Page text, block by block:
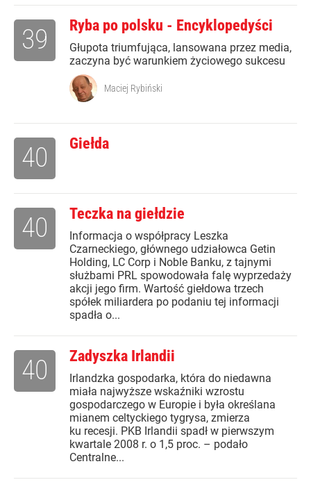
Ryba po polsku - Encyklopedyści
Głupota triumfująca, lansowana przez media,
zaczyna być warunkiem życiowego sukcesu
39
Maciej Rybiński
Giełda
40
Teczka na giełdzie
Informacja o współpracy Leszka
Czarneckiego, głównego udziałowca Getin
Holding, LC Corp i Noble Banku, z tajnymi
służbami PRL spowodowała falę wyprzedaży
akcji jego firm. Wartość giełdowa trzech
spółek miliardera po podaniu tej informacji
spadła o...
40
Zadyszka Irlandii
Irlandzka gospodarka, która do niedawna
miała najwyższe wskaźniki wzrostu
gospodarczego w Europie i była określana
mianem celtyckiego tygrysa, zmierza
ku recesji. PKB Irlandii spadł w pierwszym
kwartale 2008 r. o 1,5 proc. – podało
Centralne...
40